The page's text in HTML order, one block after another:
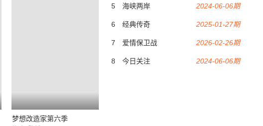
2024-06-06期
5 海峡两岸
2025-01-27期
6 经典传奇
2026-02-26期
7 爱情保卫战
2024-06-06期
8 今日关注
梦想改造家第六季